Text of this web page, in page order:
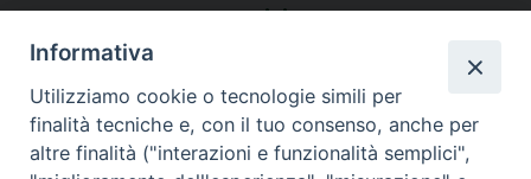
seguici su
Informativa
Utilizziamo cookie o tecnologie simili per
finalità tecniche e, con il tuo consenso, anche per
altre finalità ("interazioni e funzionalità semplici",